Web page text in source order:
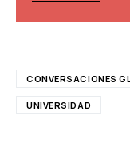
CONVERSACIONES
UNIVERSIDAD